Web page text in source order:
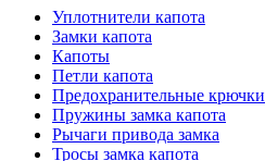
Уплотнители капота
Замки капота
Капоты
Петли капота
Предохранительные крючки
Пружины замка капота
Рычаги привода замка
Тросы замка капота